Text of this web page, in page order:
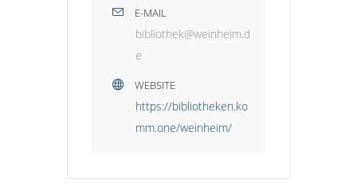
E-MAIL
bibliothek@weinheim.d
e
WEBSITE
https://bibliotheken.ko
mm.one/weinheim/